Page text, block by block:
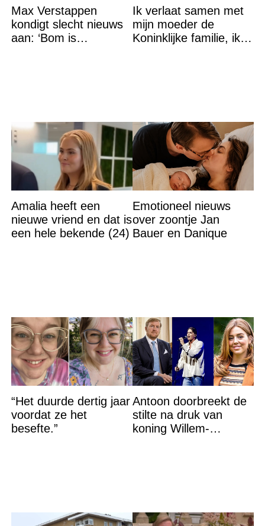
Max Verstappen
kondigt slecht nieuws
aan: ‘Bom is
Ik verlaat samen met
mijn moeder de
Koninklijke familie, ik
Amalia heeft een
nieuwe vriend en dat is
een hele bekende (24)
Emotioneel nieuws
over zoontje Jan
Bauer en Danique
“Het duurde dertig jaar
voordat ze het
besefte.”
Antoon doorbreekt de
stilte na druk van
koning Willem-